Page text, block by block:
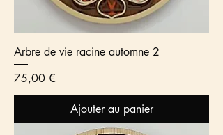
Arbre de vie racine automne 2
Prix
75,00 €
Ajouter au panier